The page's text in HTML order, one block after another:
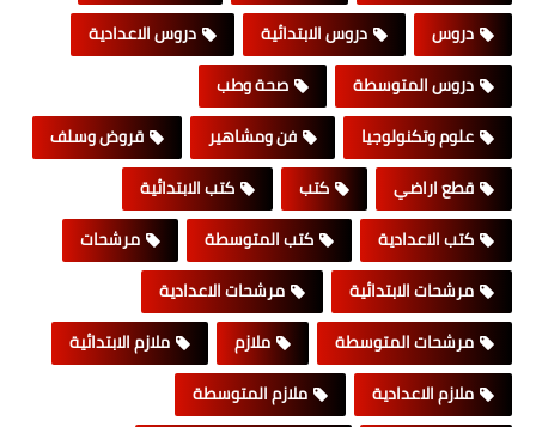
دروس
دروس الابتدائية
دروس الاعدادية
دروس المتوسطة
صحة وطب
علوم وتكنولوجيا
فن ومشاهير
قروض وسلف
قطع اراضي
كتب
كتب الابتدائية
كتب الاعدادية
كتب المتوسطة
مرشحات
مرشحات الابتدائية
مرشحات الاعدادية
مرشحات المتوسطة
ملازم
ملازم الابتدائية
ملازم الاعدادية
ملازم المتوسطة